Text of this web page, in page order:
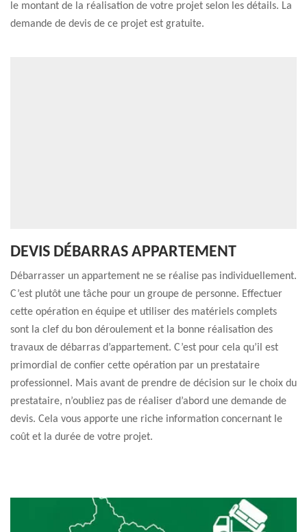
le montant de la réalisation de votre projet selon les détails. La
demande de devis de ce projet est gratuite.
DEVIS DÉBARRAS APPARTEMENT
Débarrasser un appartement ne se réalise pas individuellement.
C’est plutôt une tâche pour un groupe de personne. Effectuer
cette opération en équipe et utiliser des matériels complets
sont la clef du bon déroulement et la bonne réalisation des
travaux de débarras d’appartement. C’est pour cela qu’il est
primordial de confier cette opération par un prestataire
professionnel. Mais avant de prendre de décision sur le choix du
prestataire, n’oubliez pas de réaliser d’abord une demande de
devis. Cela vous apporte une riche information concernant le
coût et la durée de votre projet.